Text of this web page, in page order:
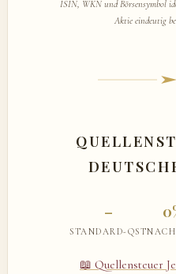
ISIN, WKN und Börsensymbol
Aktie eindeutig
–
STANDARD-QST
📖 Quellensteuer